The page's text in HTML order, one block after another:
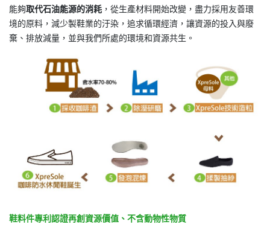
能夠取代石油能源的消耗 ，從生產材料開始改變，盡力採用友善環
境的原料，減少製鞋業的汙染，追求循環經濟，讓資源的投入與廢
棄、排放減量，並與我們所處的環境和資源共生。
鞋料件專利認證再創資源價值、不含動物性物質